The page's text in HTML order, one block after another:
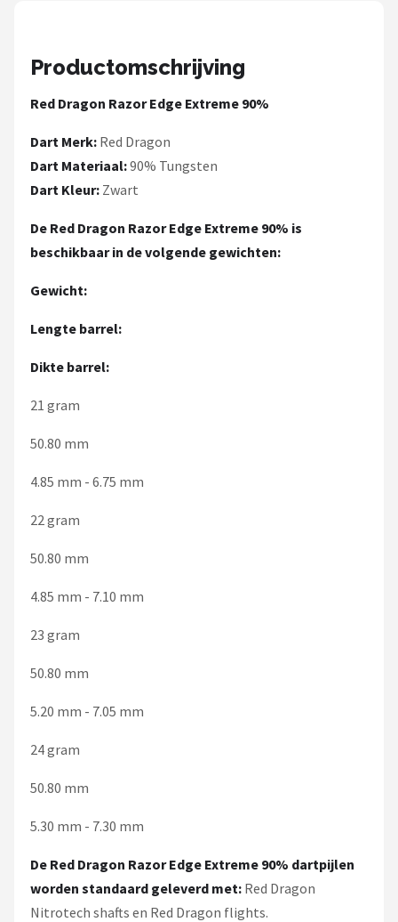
Productomschrijving
Red Dragon Razor Edge Extreme 90%
Dart Merk: Red Dragon
Dart Materiaal:90% Tungsten
Dart Kleur: Zwart
De Red Dragon Razor Edge Extreme 90% is
beschikbaar in de volgende gewichten:
Gewicht:
Lengte barrel:
Dikte barrel:
21 gram
50.80 mm
4.85 mm - 6.75 mm
22 gram
50.80 mm
4.85 mm - 7.10 mm
23 gram
50.80 mm
5.20 mm - 7.05 mm
24 gram
50.80 mm
5.30 mm - 7.30 mm
De Red Dragon Razor Edge Extreme 90% dartpijlen
worden standaard geleverd met: Red Dragon
Nitrotech shafts en Red Dragon flights.